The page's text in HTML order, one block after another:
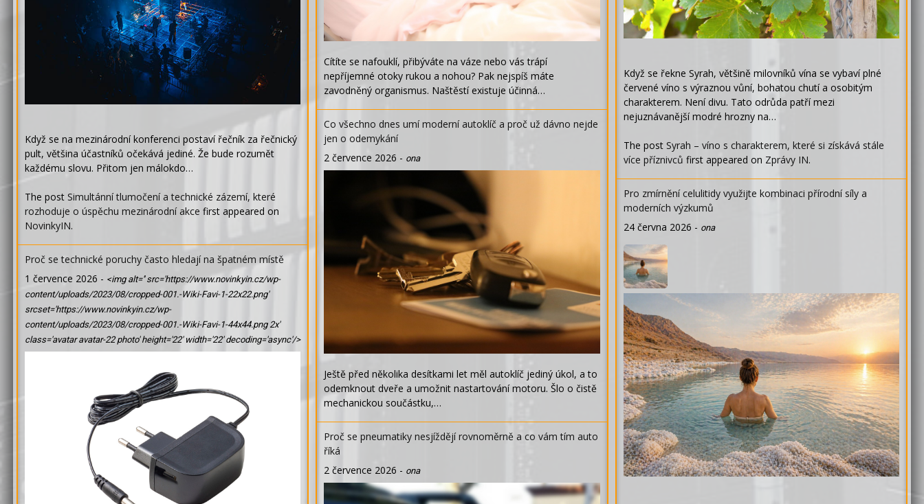
Když se na mezinárodní konferenci postaví řečník za řečnický
pult, většina účastníků očekává jediné. Že bude rozumět
každému slovu. Přitom jen málokdo…
The post Simultánní tlumočení a technické zázemí, které
rozhoduje o úspěchu mezinárodní akce first appeared on
NovinkyIN.
Proč se technické poruchy často hledají na špatném místě
1 července 2026 - <img alt='' src='https://www.novinkyin.cz/wp-
content/uploads/2023/08/cropped-001.-Wiki-Favi-1-22x22.png'
srcset='https://www.novinkyin.cz/wp-
content/uploads/2023/08/cropped-001.-Wiki-Favi-1-44x44.png 2x'
class='avatar avatar-22 photo' height='22' width='22' decoding='async'/>
Cítíte se nafouklí, přibýváte na váze nebo vás trápí
nepříjemné otoky rukou a nohou? Pak nejspíš máte
zavodněný organismus. Naštěstí existuje účinná…
Co všechno dnes umí moderní autoklíč a proč už dávno nejde
jen o odemykání
2 července 2026 - ona
Ještě před několika desítkami let měl autoklíč jediný úkol, a to
odemknout dveře a umožnit nastartování motoru. Šlo o čistě
mechanickou součástku,…
Proč se pneumatiky nesjíždějí rovnoměrně a co vám tím auto
říká
2 července 2026 - ona
Když se řekne Syrah, většině milovníků vína se vybaví plné
červené víno s výraznou vůní, bohatou chutí a osobitým
charakterem. Není divu. Tato odrůda patří mezi
nejuznávanější modré hrozny na…
The post Syrah – víno s charakterem, které si získává stále
více příznivců first appeared on Zprávy IN.
Pro zmírnění celulitidy využijte kombinaci přírodní síly a
moderních výzkumů
24 června 2026 - ona